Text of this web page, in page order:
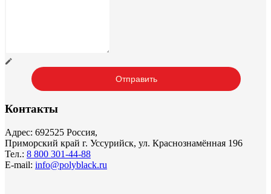
Контакты
Адрес: 692525 Россия,
Приморский край г. Уссурийск, ул. Краснознамённая 196
Тел.: 8 800 301-44-88
E-mail: info@polyblack.ru